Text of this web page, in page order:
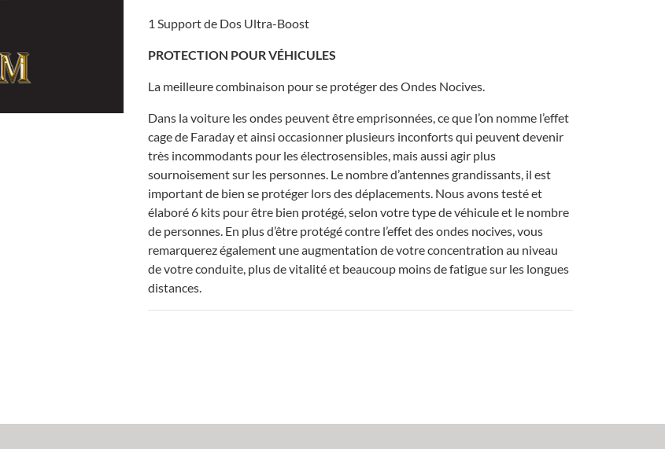
1 Support de Dos Ultra-Boost
PROTECTION POUR VÉHICULES
La meilleure combinaison pour se protéger des Ondes Nocives.
Dans la voiture les ondes peuvent être emprisonnées, ce que l’on nomme l’effet
cage de Faraday et ainsi occasionner plusieurs inconforts qui peuvent devenir
très incommodants pour les électrosensibles, mais aussi agir plus
sournoisement sur les personnes. Le nombre d’antennes grandissants, il est
important de bien se protéger lors des déplacements. Nous avons testé et
élaboré 6 kits pour être bien protégé, selon votre type de véhicule et le nombre
de personnes. En plus d’être protégé contre l’effet des ondes nocives, vous
remarquerez également une augmentation de votre concentration au niveau
de votre conduite, plus de vitalité et beaucoup moins de fatigue sur les longues
distances.